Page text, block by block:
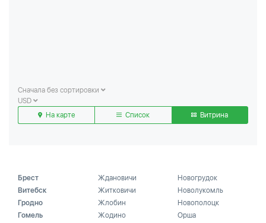
Сначала без сортировки
USD
На карте
Список Витрина
Брест
Витебск
Гродно
Гомель
Ждановичи
Житковичи
Жлобин
Жодино
Новогрудок
Новолукомль
Новополоцк
Орша